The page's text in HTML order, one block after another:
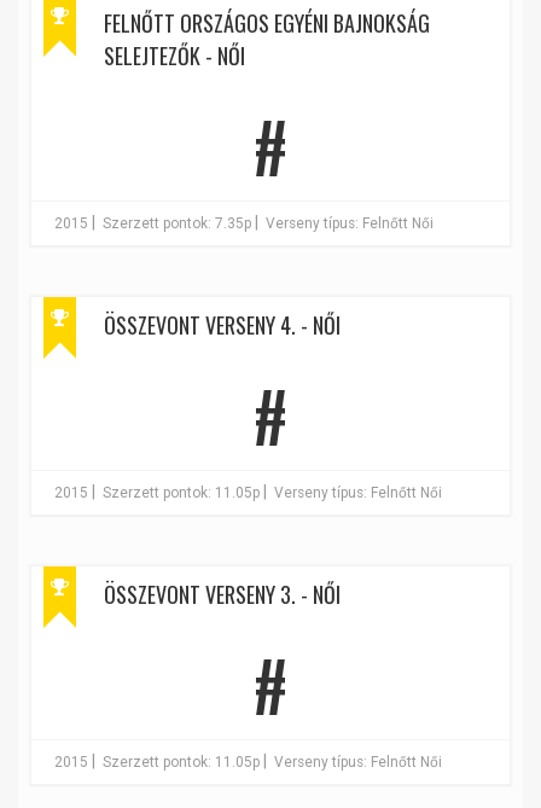
FELNŐTT ORSZÁGOS EGYÉNI BAJNOKSÁG
SELEJTEZŐK - NŐI
#
2015 Szerzett pontok: 7.35p Verseny típus: Felnőtt Női
ÖSSZEVONT VERSENY 4. - NŐI
#
2015 Szerzett pontok: 11.05p Verseny típus: Felnőtt Női
ÖSSZEVONT VERSENY 3. - NŐI
#
2015 Szerzett pontok: 11.05p Verseny típus: Felnőtt Női